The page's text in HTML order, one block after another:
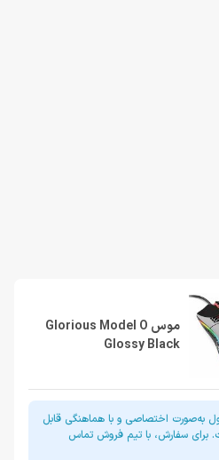
موس Glorious Model O
Glossy Black
به‌صورت اختصاصی و با هماهنگی قابل
برای سفارش، با تیم فروش تماس